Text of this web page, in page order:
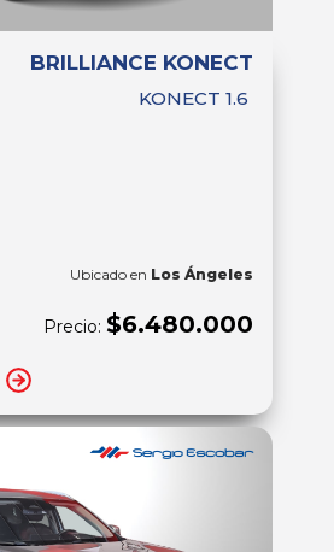
BRILLIANCE KONECT
KONECT 1.6
Ubicado en Los Ángeles
Precio: $6.480.000